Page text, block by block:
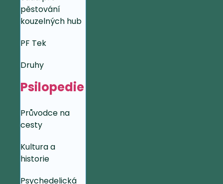
pěstování
kouzelných hub
PF Tek
Druhy
Psilopedie
Průvodce na
cesty
Kultura a
historie
Psychedelická